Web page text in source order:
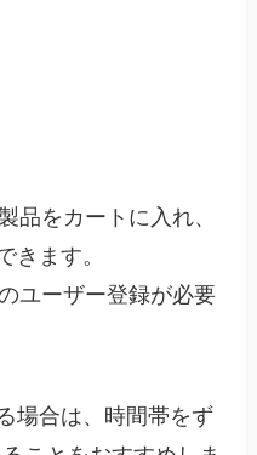
をカートに入れ、
きます。
ユーザー登録が必要
場合は、時間帯をず